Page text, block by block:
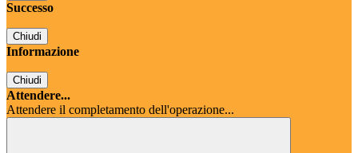
Successo
Chiudi
Informazione
Chiudi
Attendere...
Attendere il completamento dell'operazione...